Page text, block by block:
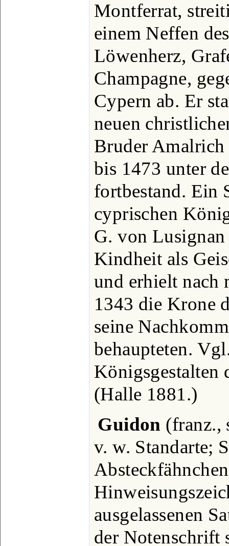
Montferrat,
einem Neffen
Löwenherz,
Champagne,
Cypern ab. Er
neuen
Bruder Amalrich
bis 1473 unter
fortbestand. Ein
cyprischen
G. von
Kindheit als
und erhielt nach
1343 die Krone
seine
behaupteten.
Königsgestalten
(Halle 1881.)
Guidon (franz.,
v. w. Standarte;
ausgelassenen
der Notenschrift